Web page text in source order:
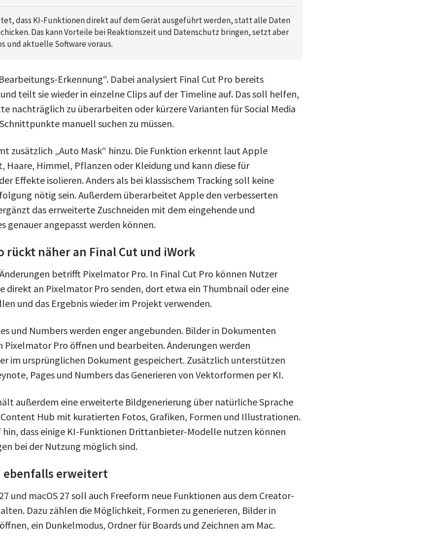
dass KI-Funktionen direkt auf dem Gerät ausgeführt werden, statt alle Daten
Das kann Vorteile bei Reaktionszeit und Datenschutz bringen, setzt aber
und aktuelle Software voraus.
Erkennung“. Dabei analysiert Final Cut Pro bereits
teilt sie wieder in einzelne Clips auf der Timeline auf. Das soll helfen,
nachträglich zu überarbeiten oder kürzere Varianten für Social Media
manuell suchen zu müssen.
zusätzlich „Auto Mask“ hinzu. Die Funktion erkennt laut Apple
Haare, Himmel, Pflanzen oder Kleidung und kann diese für
Effekte isolieren. Anders als bei klassischem Tracking soll keine
nötig sein. Außerdem überarbeitet Apple den verbesserten
das errweiterte Zuschneiden mit dem eingehende und
genauer angepasst werden können.
rückt näher an Final Cut und iWork
betrifft Pixelmator Pro. In Final Cut Pro können Nutzer
direkt an Pixelmator Pro senden, dort etwa ein Thumbnail oder eine
und das Ergebnis wieder im Projekt verwenden.
und Numbers werden enger angebunden. Bilder in Dokumenten
Pixelmator Pro öffnen und bearbeiten. Änderungen werden
im ursprünglichen Dokument gespeichert. Zusätzlich unterstützen
Pages und Numbers das Generieren von Vektorformen per KI.
außerdem eine erweiterte Bildgenerierung über natürliche Sprache
Content Hub mit kuratierten Fotos, Grafiken, Formen und Illustrationen.
dass einige KI-Funktionen Drittanbieter-Modelle nutzen können
bei der Nutzung möglich sind.
ebenfalls erweitert
27 und macOS 27 soll auch Freeform neue Funktionen aus dem Creator-
Dazu zählen die Möglichkeit, Formen zu generieren, Bilder in
ein Dunkelmodus, Ordner für Boards und Zeichnen am Mac.